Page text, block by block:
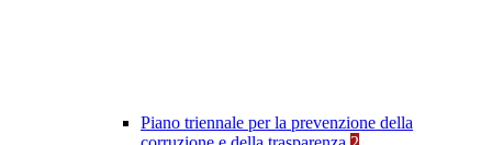
Piano triennale per la prevenzione della